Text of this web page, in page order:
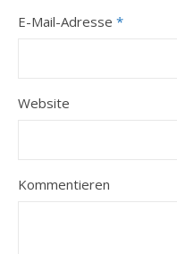
E-Mail-Adresse *
Website
Kommentieren